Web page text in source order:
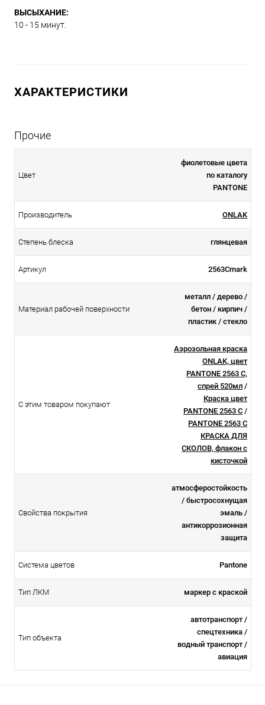
ВЫСЫХАНИЕ:
10 - 15 минут.
ХАРАКТЕРИСТИКИ
Прочие
Цвет
фиолетовые цвета
по каталогу
PANTONE
Производитель ONLAK
Степень блеска глянцевая
Артикул 2563Cmark
Материал рабочей поверхности
металл / дерево /
бетон / кирпич /
пластик / стекло
С этим товаром покупают
Аэрозольная краска
ONLAK, цвет
PANTONE 2563 C,
спрей 520мл /
Краска цвет
PANTONE 2563 C /
PANTONE 2563 C
КРАСКА ДЛЯ
СКОЛОВ, флакон с
кисточкой
Свойства покрытия
атмосферостойкоcть
/ быстросохнущая
эмаль /
антикоррозионная
защита
Система цветов Pantone
Тип ЛКМ маркер с краской
Тип объекта
автотранспорт /
спецтехника /
водный транспорт /
авиация